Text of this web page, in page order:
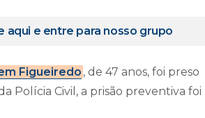
aqui e entre para nosso grupo
Figueiredo , de 47 anos, foi preso
Polícia Civil, a prisão preventiva foi